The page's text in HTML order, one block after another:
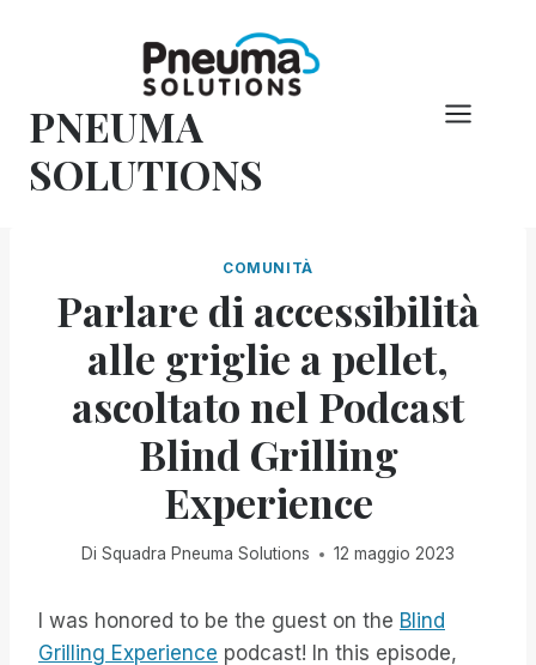
PNEUMA
SOLUTIONS
COMUNITÀ
Parlare di accessibilità
alle griglie a pellet,
ascoltato nel Podcast
Blind Grilling
Experience
Di Squadra Pneuma Solutions 12 maggio 2023
I was honored to be the guest on the Blind
Grilling Experience podcast! In this episode,